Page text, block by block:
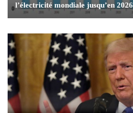
l’électricité mondiale jusqu’en 2026